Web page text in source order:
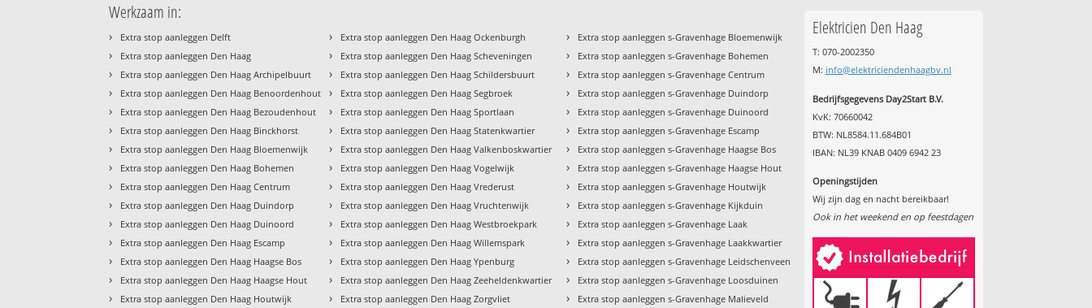
Werkzaam in:
› Extra stop aanleggen Delft
› Extra stop aanleggen Den Haag
› Extra stop aanleggen Den Haag Archipelbuurt
› Extra stop aanleggen Den Haag Benoordenhout
› Extra stop aanleggen Den Haag Bezoudenhout
› Extra stop aanleggen Den Haag Binckhorst
› Extra stop aanleggen Den Haag Bloemenwijk
› Extra stop aanleggen Den Haag Bohemen
› Extra stop aanleggen Den Haag Centrum
› Extra stop aanleggen Den Haag Duindorp
› Extra stop aanleggen Den Haag Duinoord
› Extra stop aanleggen Den Haag Escamp
› Extra stop aanleggen Den Haag Haagse Bos
› Extra stop aanleggen Den Haag Haagse Hout
› Extra stop aanleggen Den Haag Houtwijk
› Extra stop aanleggen Den Haag Ockenburgh
› Extra stop aanleggen Den Haag Scheveningen
› Extra stop aanleggen Den Haag Schildersbuurt
› Extra stop aanleggen Den Haag Segbroek
› Extra stop aanleggen Den Haag Sportlaan
› Extra stop aanleggen Den Haag Statenkwartier
› Extra stop aanleggen Den Haag Valkenboskwartier
› Extra stop aanleggen Den Haag Vogelwijk
› Extra stop aanleggen Den Haag Vrederust
› Extra stop aanleggen Den Haag Vruchtenwijk
› Extra stop aanleggen Den Haag Westbroekpark
› Extra stop aanleggen Den Haag Willemspark
› Extra stop aanleggen Den Haag Ypenburg
› Extra stop aanleggen Den Haag Zeeheldenkwartier
› Extra stop aanleggen Den Haag Zorgvliet
› Extra stop aanleggen s-Gravenhage Bloemenwijk
› Extra stop aanleggen s-Gravenhage Bohemen
› Extra stop aanleggen s-Gravenhage Centrum
› Extra stop aanleggen s-Gravenhage Duindorp
› Extra stop aanleggen s-Gravenhage Duinoord
› Extra stop aanleggen s-Gravenhage Escamp
› Extra stop aanleggen s-Gravenhage Haagse Bos
› Extra stop aanleggen s-Gravenhage Haagse Hout
› Extra stop aanleggen s-Gravenhage Houtwijk
› Extra stop aanleggen s-Gravenhage Kijkduin
› Extra stop aanleggen s-Gravenhage Laak
› Extra stop aanleggen s-Gravenhage Laakkwartier
› Extra stop aanleggen s-Gravenhage Leidschenveen
› Extra stop aanleggen s-Gravenhage Loosduinen
› Extra stop aanleggen s-Gravenhage Malieveld
Elektricien Den Haag
T: 070-2002350
M: info@elektriciendenhaagbv.nl
Bedrijfsgegevens Day2Start B.V.
KvK: 70660042
BTW: NL8584.11.684B01
IBAN: NL39 KNAB 0409 6942 23
Openingstijden
Wij zijn dag en nacht bereikbaar!
Ook in het weekend en op feestdagen